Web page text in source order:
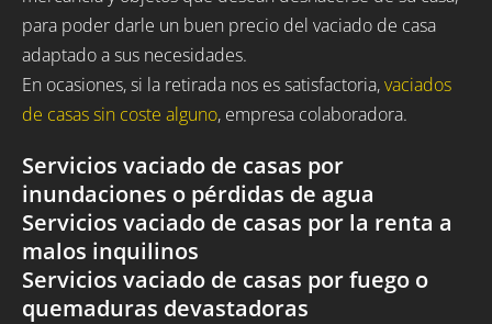
para poder darle un buen precio del vaciado de casa
adaptado a sus necesidades.
En ocasiones, si la retirada nos es satisfactoria,vaciados
de casas sin coste alguno, empresa colaboradora.
Servicios vaciado de casas por
inundaciones o pérdidas de agua
Servicios vaciado de casas por la renta a
malos inquilinos
Servicios vaciado de casas por fuego o
quemaduras devastadoras